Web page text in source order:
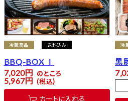
冷蔵商品 送料込み
BBQ-BOX Ⅰ
7,020 のところ
5,967 税込
カートに入れる
冷
黒